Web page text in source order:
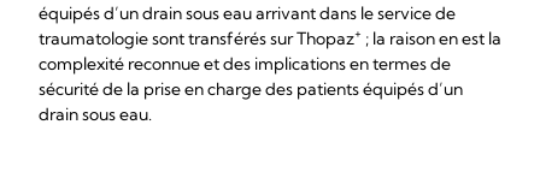
équipés d’un drain sous eau arrivant dans le service de
traumatologie sont transférés sur Thopaz+ ; la raison en est la
complexité reconnue et des implications en termes de
sécurité de la prise en charge des patients équipés d’un
drain sous eau.